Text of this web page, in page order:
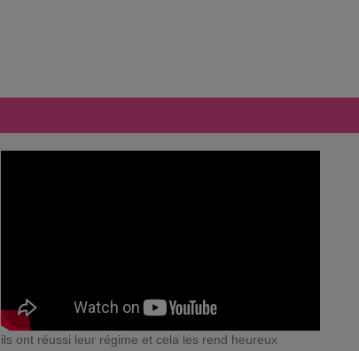
ils ont réussi leur régime et cela les rend heureux